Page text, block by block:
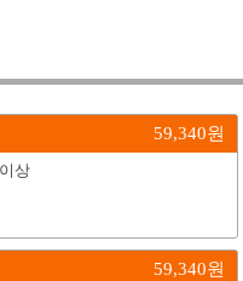
59,340원
상
59,340원